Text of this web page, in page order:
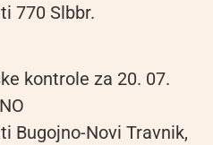
770 Slbbr.
kontrole za 20. 07.
Bugojno-Novi Travnik,